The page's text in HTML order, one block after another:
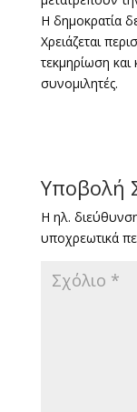
Η δημοκρατία
Χρειάζεται
τεκμηρίωση
συνομιλητές.
Υποβολή
Η ηλ.
υποχρεωτικά